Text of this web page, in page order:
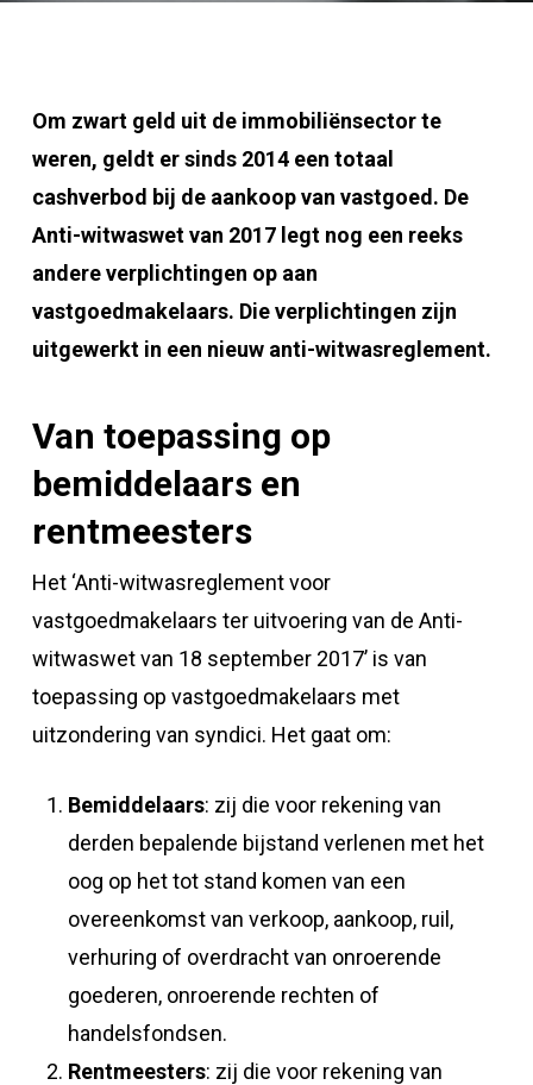
Om zwart geld uit de immobiliënsector te
weren, geldt er sinds 2014 een totaal
cashverbod bij de aankoop van vastgoed. De
Anti-witwaswet van 2017 legt nog een reeks
andere verplichtingen op aan
vastgoedmakelaars. Die verplichtingen zijn
uitgewerkt in een nieuw anti-witwasreglement.
Van toepassing op
bemiddelaars en
rentmeesters
Het ‘Anti-witwasreglement voor
vastgoedmakelaars ter uitvoering van de Anti-
witwaswet van 18 september 2017’ is van
toepassing op vastgoedmakelaars met
uitzondering van syndici. Het gaat om:
Bemiddelaars: zij die voor rekening van
derden bepalende bijstand verlenen met het
oog op het tot stand komen van een
overeenkomst van verkoop, aankoop, ruil,
verhuring of overdracht van onroerende
goederen, onroerende rechten of
handelsfondsen.
Rentmeesters: zij die voor rekening van